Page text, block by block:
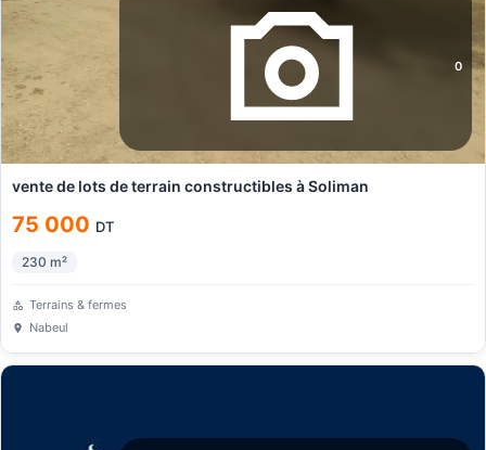
0
vente de lots de terrain constructibles à Soliman
75 000 DT
230 m²
Terrains & fermes
Nabeul